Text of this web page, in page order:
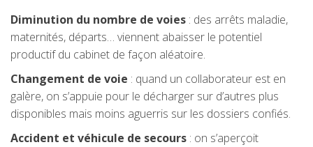
Diminution du nombre de voies : des arrêts maladie,
maternités, départs… viennent abaisser le potentiel
productif du cabinet de façon aléatoire.
Changement de voie : quand un collaborateur est en
galère, on s’appuie pour le décharger sur d’autres plus
disponibles mais moins aguerris sur les dossiers confiés.
Accident et véhicule de secours : on s’aperçoit